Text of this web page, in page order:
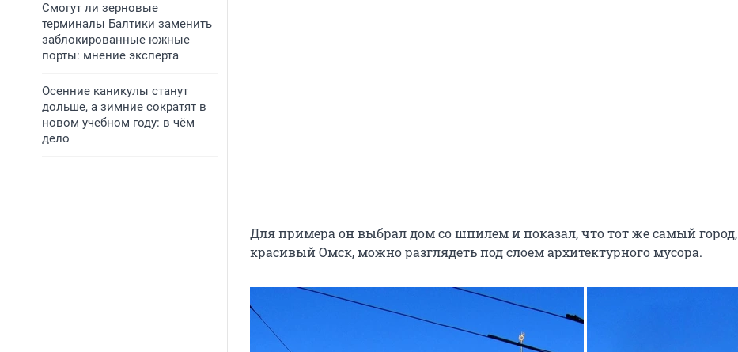
Смогут ли зерновые
терминалы Балтики заменить
заблокированные южные
порты: мнение эксперта
Осенние каникулы станут
дольше, а зимние сократят в
новом учебном году: в чём
дело
Для примера он выбрал дом со шпилем и показал, что тот же самый город,
красивый Омск, можно разглядеть под слоем архитектурного мусора.